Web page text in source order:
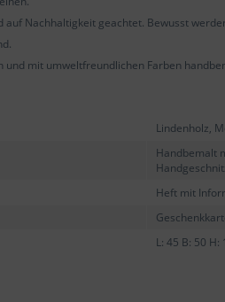
auf Nachhaltigkeit geachtet. Bewusst
und mit umweltfreundlichen Farben
Lindenholz,
Handbemalt
Heft mit
L: 45 B: 50 H: